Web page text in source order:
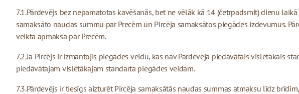
7.1.Pārdevējs bez nepamatotas kavēšanās, bet ne vēlāk kā 14 (četrpadsmit) dienu
samaksāto naudas summu par Precēm un Pircēja samaksātos piegādes izdevumus.
veikta apmaksa par Precēm.
7.2.Ja Pircējs ir izmantojis piegādes veidu, kas nav Pārdevēja piedāvātais vislētākais
piedāvātajam vislētākajam standarta piegādes veidam.
7.3.Pārdevējs ir tiesīgs aizturēt Pircēja samaksātās naudas summas atmaksu līdz